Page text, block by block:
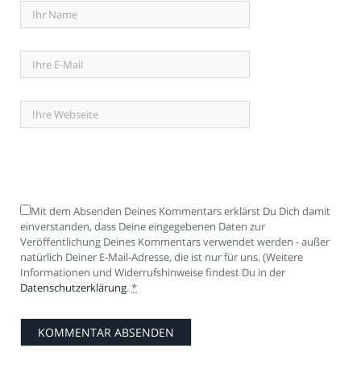
Mit dem Absenden Deines Kommentars erklärst Du Dich damit
einverstanden, dass Deine eingegebenen Daten zur
Veröffentlichung Deines Kommentars verwendet werden - außer
natürlich Deiner E-Mail-Adresse, die ist nur für uns. (Weitere
Informationen und Widerrufshinweise findest Du in der
Datenschutzerklärung.*